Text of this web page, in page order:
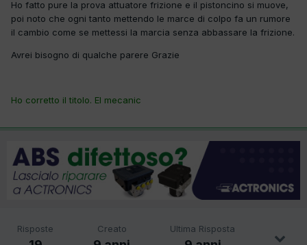
Ho fatto pure la prova attuatore frizione e il pistoncino si muove,
poi noto che ogni tanto mettendo le marce di colpo fa un rumore
il cambio come se mettessi la marcia senza abbassare la frizione.
Avrei bisogno di qualche parere Grazie
Ho corretto il titolo. El mecanic
Risposte Creato Ultima Risposta